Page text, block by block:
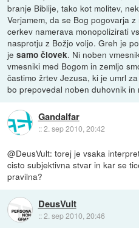
branje Biblije, tako kot molitev,
Verjamem, da se Bog pogovarja
cerkev namerava monopolizirati
nasprotju z Božjo voljo. Greh je
jesamo človek. Ni noben
vmesniki med Bogom in zemljo
častimo žrtev Jezusa, ki je umrl
bo prepovedal noben duhovnik in
Gandalfar
::2. sep 2010, 20:42
@DeusVult: torej je vsaka
cisto subjektivna stvar in kar se
pravilna?
DeusVult
::2. sep 2010, 20:46